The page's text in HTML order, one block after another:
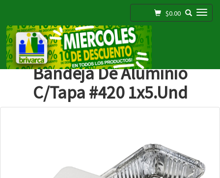
Toggle navigation
$0.00
Bandeja De Aluminio
C/tapa #420 1x5.und